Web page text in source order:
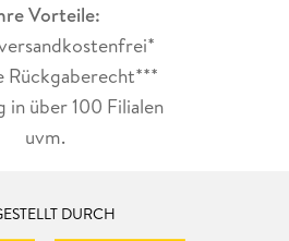
Vorteile:
Rückgaberecht***
in über 100 Filialen
uvm.
DURCH